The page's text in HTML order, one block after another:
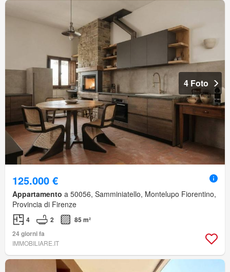
4 Foto
125.000 €
Appartamento a 50056, Samminiatello, Montelupo Fiorentino,
Provincia di Firenze
4 2
85 m²
24 giorni fa
IMMOBILIARE.IT